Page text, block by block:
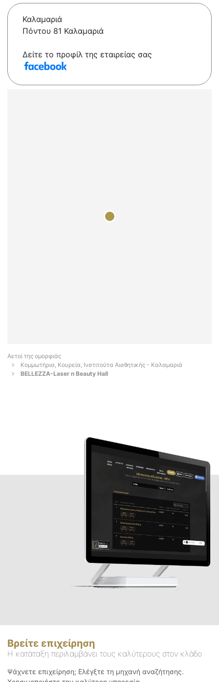
Καλαμαριά
Πόντου 81 Καλαμαριά
Δείτε το προφίλ της εταιρείας σας
Αετοί της ομορφιάς
Κομμωτήρια, Κουρεία, Ινστιτούτα Αισθητικής - Καλαμαριά
BELLEZZA-Laser n Beauty Hall
Βρείτε επιχείρηση
Η κατάταξη περιλαμβάνει τους καλύτερους στον κλάδο
Ψάχνετε επιχείρηση; Ελέγξτε τη μηχανή αναζήτησης.